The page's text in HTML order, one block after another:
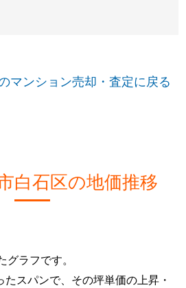
マンション売却・査定に戻る
白石区の地価推移
ラフです。
スパンで、その坪単価の上昇・